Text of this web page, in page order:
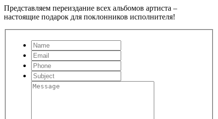
Представляем переиздание всех альбомов артиста –
настоящие подарок для поклонников исполнителя!